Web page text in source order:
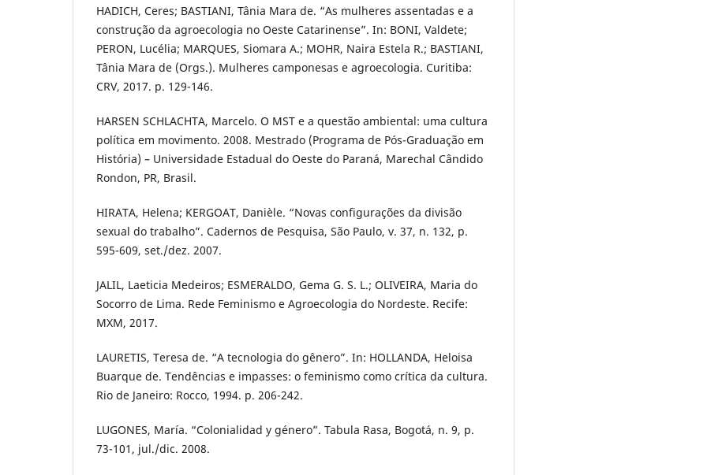
HADICH, Ceres; BASTIANI, Tânia Mara de. “As mulheres assentadas e a
construção da agroecologia no Oeste Catarinense”. In: BONI, Valdete;
PERON, Lucélia; MARQUES, Siomara A.; MOHR, Naira Estela R.; BASTIANI,
Tânia Mara de (Orgs.). Mulheres camponesas e agroecologia. Curitiba:
CRV, 2017. p. 129-146.
HARSEN SCHLACHTA, Marcelo. O MST e a questão ambiental: uma cultura
política em movimento. 2008. Mestrado (Programa de Pós-Graduação em
História) – Universidade Estadual do Oeste do Paraná, Marechal Cândido
Rondon, PR, Brasil.
HIRATA, Helena; KERGOAT, Danièle. “Novas configurações da divisão
sexual do trabalho”. Cadernos de Pesquisa, São Paulo, v. 37, n. 132, p.
595-609, set./dez. 2007.
JALIL, Laeticia Medeiros; ESMERALDO, Gema G. S. L.; OLIVEIRA, Maria do
Socorro de Lima. Rede Feminismo e Agroecologia do Nordeste. Recife:
MXM, 2017.
LAURETIS, Teresa de. “A tecnologia do gênero”. In: HOLLANDA, Heloisa
Buarque de. Tendências e impasses: o feminismo como crítica da cultura.
Rio de Janeiro: Rocco, 1994. p. 206-242.
LUGONES, María. “Colonialidad y género”. Tabula Rasa, Bogotá, n. 9, p.
73-101, jul./dic. 2008.